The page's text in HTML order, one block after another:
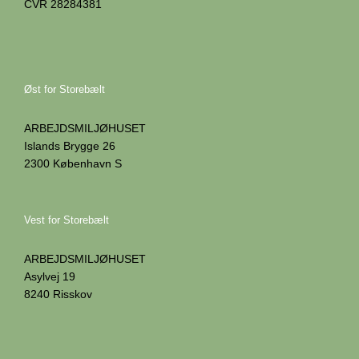
CVR 28284381
Øst for Storebælt
ARBEJDSMILJØHUSET
Islands Brygge 26
2300 København S
Vest for Storebælt
ARBEJDSMILJØHUSET
Asylvej 19
8240 Risskov